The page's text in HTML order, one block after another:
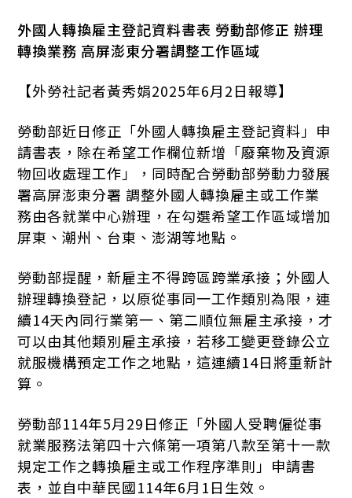
外國人轉換雇主登記資料書表 勞動部修正 辦理
轉換業務 高屏澎東分署調整工作區域
【外勞社記者黃秀娟2025年6月2日報導】
勞動部近日修正「外國人轉換雇主登記資料」申
請書表，除在希望工作欄位新增「廢棄物及資源
物回收處理工作」，同時配合勞動部勞動力發展
署高屏澎東分署 調整外國人轉換雇主或工作業
務由各就業中心辦理，在勾選希望工作區域增加
屏東、潮州、台東、澎湖等地點。
勞動部提醒，新雇主不得跨區跨業承接；外國人
辦理轉換登記，以原從事同一工作類別為限，連
續14天內同行業第一、第二順位無雇主承接，才
可以由其他類別雇主承接，若移工變更登錄公立
就服機構預定工作之地點，這連續14日將重新計
算。
勞動部114年5月29日修正「外國人受聘僱從事
就業服務法第四十六條第一項第八款至第十一款
規定工作之轉換雇主或工作程序準則」申請書
表，並自中華民國114年6月1日生效。